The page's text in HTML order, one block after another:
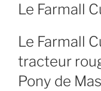
Le Farmall
Le Farmall
tracteur
Pony de